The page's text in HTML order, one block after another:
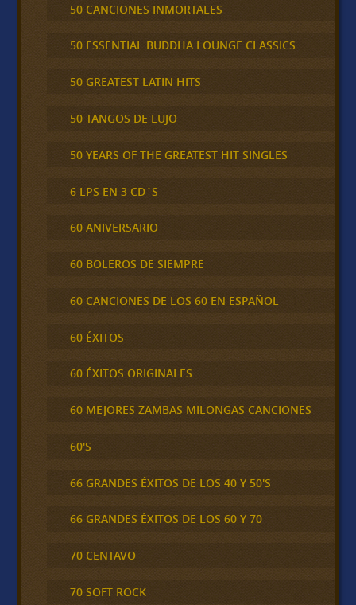
50 CANCIONES INMORTALES
50 ESSENTIAL BUDDHA LOUNGE CLASSICS
50 GREATEST LATIN HITS
50 TANGOS DE LUJO
50 YEARS OF THE GREATEST HIT SINGLES
6 LPS EN 3 CD´S
60 ANIVERSARIO
60 BOLEROS DE SIEMPRE
60 CANCIONES DE LOS 60 EN ESPAÑOL
60 ÉXITOS
60 ÉXITOS ORIGINALES
60 MEJORES ZAMBAS MILONGAS CANCIONES
60'S
66 GRANDES ÉXITOS DE LOS 40 Y 50'S
66 GRANDES ÉXITOS DE LOS 60 Y 70
70 CENTAVO
70 SOFT ROCK